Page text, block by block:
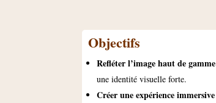
Objectifs
Refléter l’image haut de gamme
une identité visuelle forte.
Créer une expérience immersive